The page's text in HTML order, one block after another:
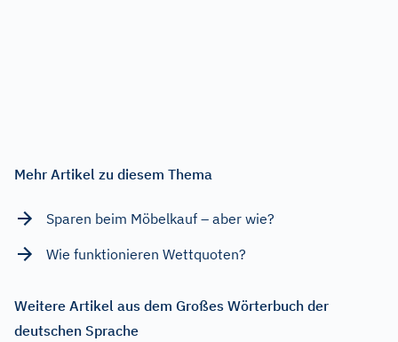
Mehr Artikel zu diesem Thema
Sparen beim Möbelkauf – aber wie?
Wie funktionieren Wettquoten?
Weitere Artikel aus dem Großes Wörterbuch der
deutschen Sprache